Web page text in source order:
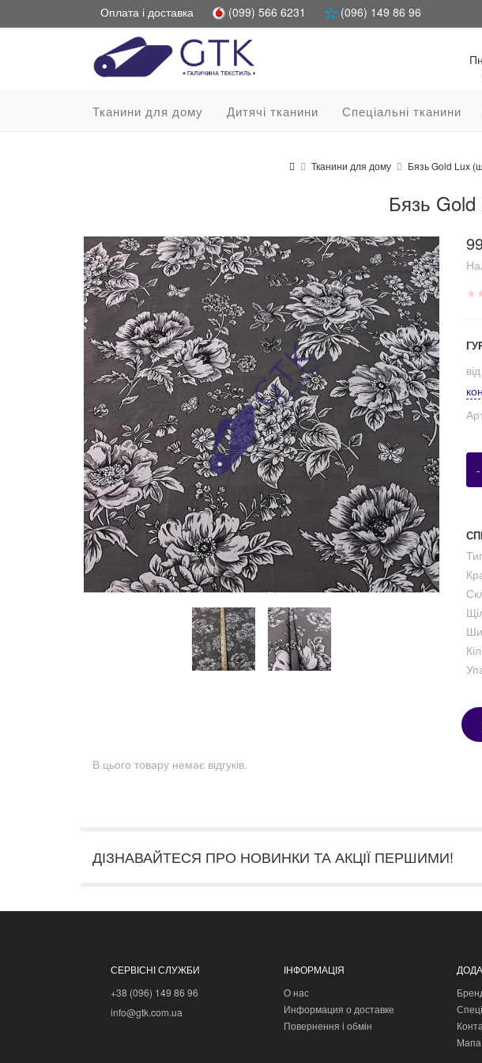
Оплата і доставка (099) 566 6231 (096) 149 86 96
Тканини для дому Дитячі тканини Спеціальні тканини
Тканини для дому Бязь Gold Lux
Бязь
★
від
-
В цього товару немає відгуків.
ДІЗНАВАЙТЕСЯ ПРО НОВИНКИ ТА АКЦІЇ ПЕРШИМИ!
СЕРВІСНІ СЛУЖБИ
+38 (096) 149 86 96
info@gtk.com.ua
ІНФОРМАЦІЯ
О нас
Информация о доставке
Повернення і обмін
Мапа